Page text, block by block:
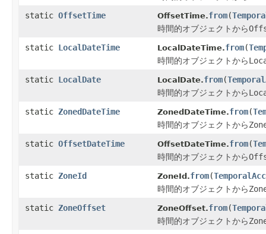
static OffsetTime OffsetTime.from(
時間的オブジェクトから
static LocalDateTime LocalDateTime.from(
時間的オブジェクトから
static LocalDate LocalDate.from(
時間的オブジェクトから
static ZonedDateTime ZonedDateTime.from(
時間的オブジェクトから
static OffsetDateTime OffsetDateTime.from(
時間的オブジェクトから
static ZoneId ZoneId.from(
時間的オブジェクトから
static ZoneOffset ZoneOffset.from(
時間的オブジェクトから